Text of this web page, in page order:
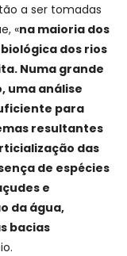
a ser tomadas
«na maioria dos
dos rios
Numa grande
uma análise
para
resultantes
das
de espécies
e
da água,
bacias